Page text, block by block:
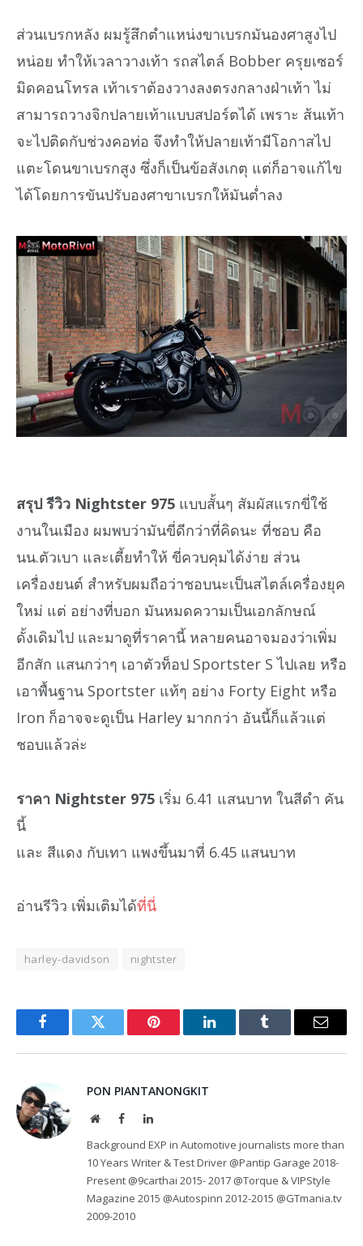
ส่วนเบรกหลัง ผมรู้สึกตำแหน่งขาเบรกมันองศาสูงไป
หน่อย ทำให้เวลาวางเท้า รถสไตล์ Bobber ครุยเซอร์
มิดคอนโทรล เท้าเราต้องวางลงตรงกลางฝ่าเท้า ไม่
สามารถวางจิกปลายเท้าแบบสปอร์ตได้ เพราะ ส้นเท้า
จะไปติดกับช่วงคอท่อ จึงทำให้ปลายเท้ามีโอกาสไป
แตะโดนขาเบรกสูง ซึ่งก็เป็นข้อสังเกตุ แต่ก็อาจแก้ไข
ได้โดยการขันปรับองศาขาเบรกให้มันต่ำลง
สรุป รีวิว Nightster 975 แบบสั้นๆ สัมผัสแรกขี่ใช้
งานในเมือง ผมพบว่ามันขี่ดีกว่าที่คิดนะ ที่ชอบ คือ
นน.ตัวเบา และเตี้ยทำให้ ขี่ควบคุมได้ง่าย ส่วน
เครื่องยนต์ สำหรับผมถือว่าชอบนะเป็นสไตล์เครื่องยุค
ใหม่ แต่ อย่างที่บอก มันหมดความเป็นเอกลักษณ์
ดั้งเดิมไป และมาดูที่ราคานี้ หลายคนอาจมองว่าเพิ่ม
อีกสัก แสนกว่าๆ เอาตัวท็อป Sportster S ไปเลย หรือ
เอาพื้นฐาน Sportster แท้ๆ อย่าง Forty Eight หรือ
Iron ก็อาจจะดูเป็น Harley มากกว่า อันนี้ก็แล้วแต่
ชอบแล้วล่ะ
ราคา Nightster 975 เริ่ม 6.41 แสนบาท ในสีดำ คัน
นี้
และ สีแดง กับเทา แพงขึ้นมาที่ 6.45 แสนบาท
อ่านรีวิว เพิ่มเติมได้ที่นี่
harley-davidson nightster
FacebookTwitter Pinterest LinkedInTumblr Email
PON PIANTANONGKIT
WebsiteFacebookLinkedIn
Background EXP in Automotive journalists more than
10 Years Writer & Test Driver @Pantip Garage 2018-
Present @9carthai 2015- 2017 @Torque & VIPStyle
Magazine 2015 @Autospinn 2012-2015 @GTmania.tv
2009-2010